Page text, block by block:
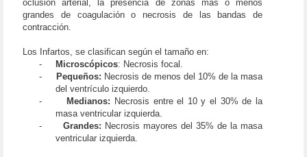
oclusión arterial, la presencia de zonas más o menos
grandes de coagulación o necrosis de las bandas de
contracción.
Los Infartos, se clasifican según el tamaño en:
-
Microscópicos: Necrosis focal.
-
Pequeños: Necrosis de menos del 10% de la masa
del ventrículo izquierdo.
-
Medianos: Necrosis entre el 10 y el 30% de la
masa ventricular izquierda.
-
Grandes: Necrosis mayores del 35% de la masa
ventricular izquierda.